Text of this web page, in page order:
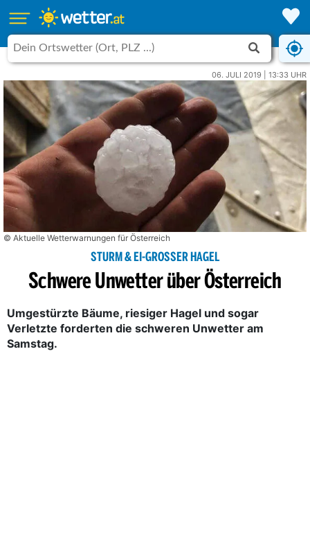
06. JULI 2019 | 13:33 UHR
© Aktuelle Wetterwarnungen für Österreich
STURM & EI-GROSSER HAGEL
Schwere Unwetter über Österreich
Umgestürzte Bäume, riesiger Hagel und sogar
Verletzte forderten die schweren Unwetter am
Samstag.